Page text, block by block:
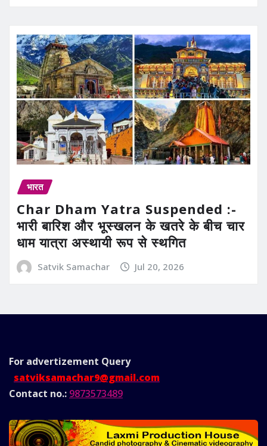
भारत
Char Dham Yatra Suspended :-
भारी बारिश और भूस्खलन के खतरे के बीच चार
धाम यात्रा अस्थायी रूप से स्थगित
Satvik Samachar Jul 20, 2026
For advertizement Query
satviksamachar9@gmail.com
Contact no.: 9873573489